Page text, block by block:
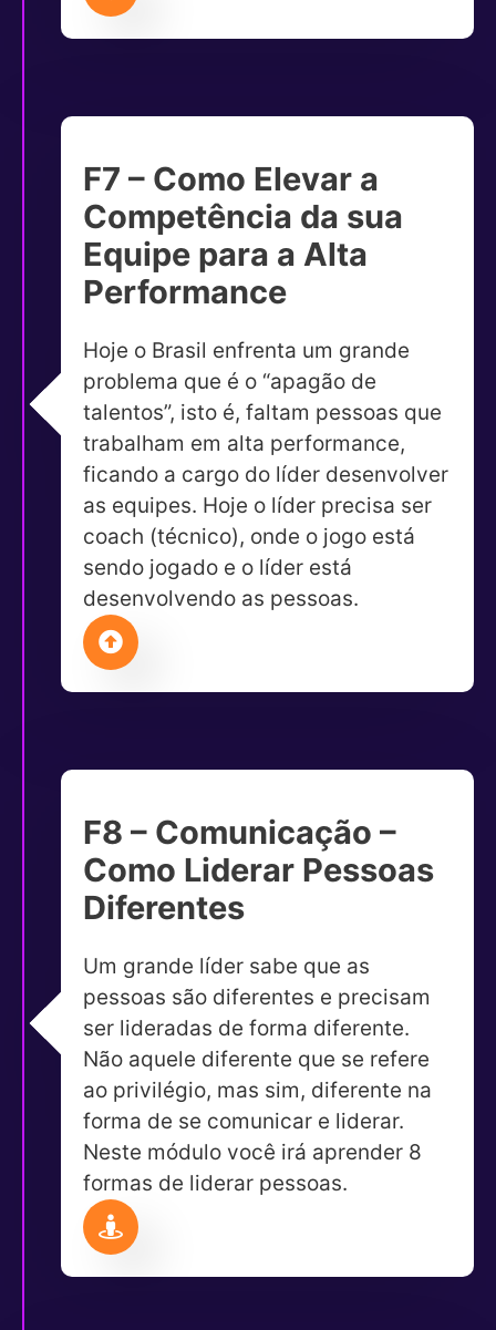
F7 – Como Elevar a
Competência da sua
Equipe para a Alta
Performance
Hoje o Brasil enfrenta um grande
problema que é o “apagão de
talentos”, isto é, faltam pessoas que
trabalham em alta performance,
ficando a cargo do líder desenvolver
as equipes. Hoje o líder precisa ser
coach (técnico), onde o jogo está
sendo jogado e o líder está
desenvolvendo as pessoas.
F8 – Comunicação –
Como Liderar Pessoas
Diferentes
Um grande líder sabe que as
pessoas são diferentes e precisam
ser lideradas de forma diferente.
Não aquele diferente que se refere
ao privilégio, mas sim, diferente na
forma de se comunicar e liderar.
Neste módulo você irá aprender 8
formas de liderar pessoas.